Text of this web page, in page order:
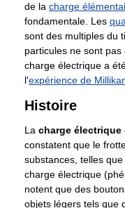
de la charge
fondamentale. Les
sont des multiples du
particules ne sont
charge électrique a
l'expérience de
Histoire
La charge électrique
constatent que le
substances, telles que
charge électrique
notent que des
objets légers tels que